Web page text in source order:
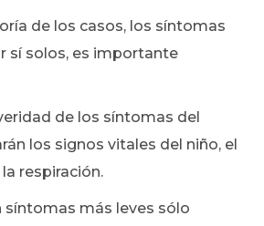
de los casos, los síntomas
sí solos, es importante
de los síntomas del
los signos vitales del niño, el
respiración.
síntomas más leves sólo